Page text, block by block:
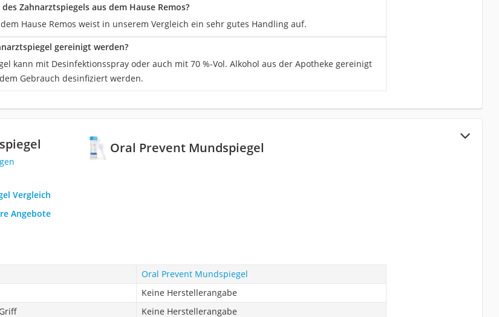
Zahnarztspiegels aus dem Hause Remos?
Hause Remos weist in unserem Vergleich ein sehr gutes Handling auf.
gereinigt werden?
kann mit Desinfektionsspray oder auch mit 70 %-Vol. Alkohol aus der Apotheke gereinigt
Gebrauch desinfiziert werden.
Oral Prevent Mundspiegel
Vergleich
Angebote
Oral Prevent Mundspiegel
Keine Herstellerangabe
Keine Herstellerangabe